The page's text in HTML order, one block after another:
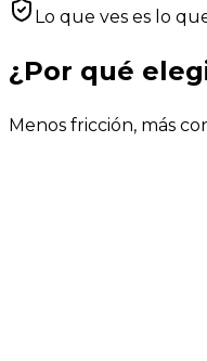
Lo que ves es lo
¿Por qué
Menos fricción, más